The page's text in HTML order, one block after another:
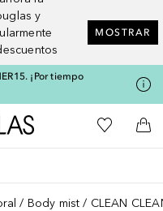
y
MOSTRAR
¡Por tiempo
A Douglas HomeMi lista de
A
Body mist CLEAN